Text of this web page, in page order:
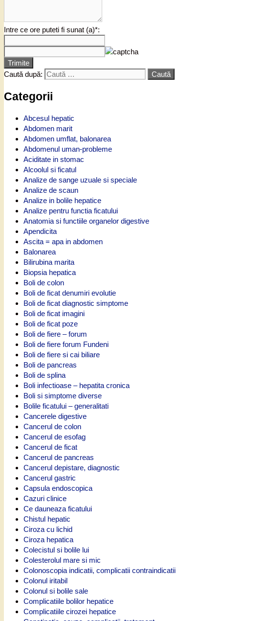
Intre ce ore puteti fi sunat (a)*:
Trimite
Caută după:
Categorii
Abcesul hepatic
Abdomen marit
Abdomen umflat, balonarea
Abdomenul uman-probleme
Aciditate in stomac
Alcoolul si ficatul
Analize de sange uzuale si speciale
Analize de scaun
Analize in bolile hepatice
Analize pentru functia ficatului
Anatomia si functiile organelor digestive
Apendicita
Ascita = apa in abdomen
Balonarea
Bilirubina marita
Biopsia hepatica
Boli de colon
Boli de ficat denumiri evolutie
Boli de ficat diagnostic simptome
Boli de ficat imagini
Boli de ficat poze
Boli de fiere – forum
Boli de fiere forum Fundeni
Boli de fiere si cai biliare
Boli de pancreas
Boli de splina
Boli infectioase – hepatita cronica
Boli si simptome diverse
Bolile ficatului – generalitati
Cancerele digestive
Cancerul de colon
Cancerul de esofag
Cancerul de ficat
Cancerul de pancreas
Cancerul depistare, diagnostic
Cancerul gastric
Capsula endoscopica
Cazuri clinice
Ce dauneaza ficatului
Chistul hepatic
Ciroza cu lichid
Ciroza hepatica
Colecistul si bolile lui
Colesterolul mare si mic
Colonoscopia indicatii, complicatii contraindicatii
Colonul iritabil
Colonul si bolile sale
Complicatiile bolilor hepatice
Complicatiile cirozei hepatice